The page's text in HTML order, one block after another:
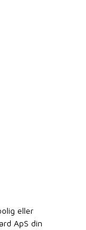
eller
ApS din